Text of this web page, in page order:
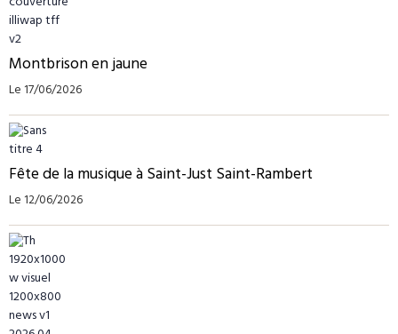
Montbrison en jaune
Le 17/06/2026
Fête de la musique à Saint-Just Saint-Rambert
Le 12/06/2026